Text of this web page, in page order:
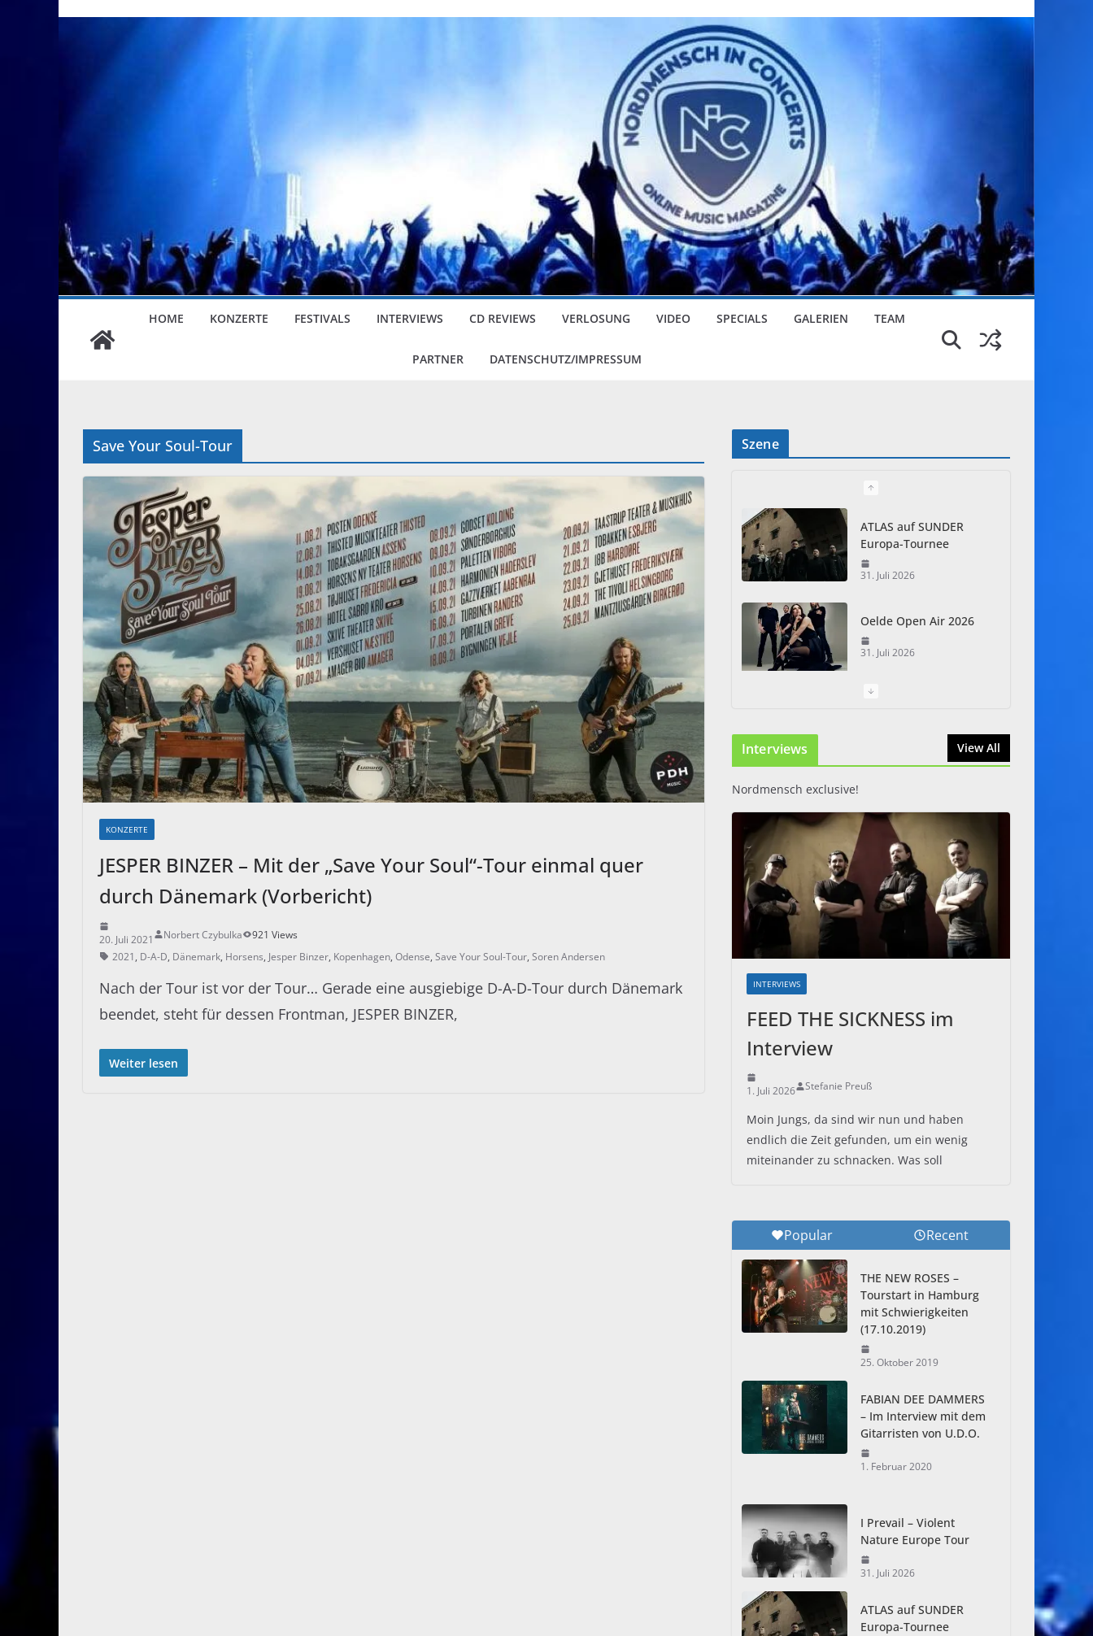
HOME KONZERTE FESTIVALS INTERVIEWS CD REVIEWS VERLOSUNG VIDEO SPECIALS GALERIEN TEAM
PARTNER DATENSCHUTZ/IMPRESSUM
Save Your Soul-Tour
KONZERTE
JESPER BINZER – Mit der „Save Your Soul“-Tour einmal quer
durch Dänemark (Vorbericht)
20. Juli 2021 Norbert Czybulka
921 Views
2021, D-A-D, Dänemark, Horsens, Jesper Binzer, Kopenhagen, Odense, Save Your Soul-Tour, Soren Andersen
Nach der Tour ist vor der Tour… Gerade eine ausgiebige D-A-D-Tour durch Dänemark
beendet, steht für dessen Frontman, JESPER BINZER,
Weiter lesen
Szene
ATLAS auf SUNDER
Europa-Tournee
31. Juli 2026
Oelde Open Air 2026
31. Juli 2026
I Prevail – Violent
Interviews View All
Nordmensch exclusive!
INTERVIEWS
FEED THE SICKNESS im
Interview
1. Juli 2026 Stefanie Preuß
Moin Jungs, da sind wir nun und haben
endlich die Zeit gefunden, um ein wenig
miteinander zu schnacken. Was soll
Popular Recent
THE NEW ROSES –
Tourstart in Hamburg
mit Schwierigkeiten
(17.10.2019)
25. Oktober 2019
FABIAN DEE DAMMERS
– Im Interview mit dem
Gitarristen von U.D.O.
1. Februar 2020
I Prevail – Violent
Nature Europe Tour
31. Juli 2026
ATLAS auf SUNDER
Europa-Tournee